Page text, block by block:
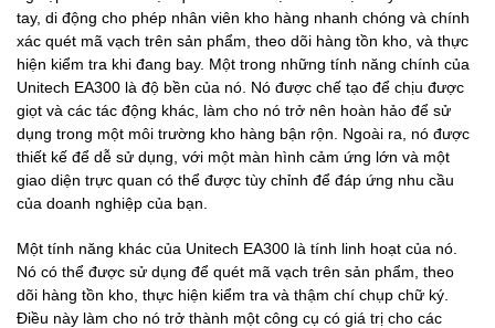
tay, di động cho phép nhân viên kho hàng nhanh chóng và chính
xác quét mã vạch trên sản phẩm, theo dõi hàng tồn kho, và thực
hiện kiểm tra khi đang bay. Một trong những tính năng chính của
Unitech EA300 là độ bền của nó. Nó được chế tạo để chịu được
giọt và các tác động khác, làm cho nó trở nên hoàn hảo để sử
dụng trong một môi trường kho hàng bận rộn. Ngoài ra, nó được
thiết kế để dễ sử dụng, với một màn hình cảm ứng lớn và một
giao diện trực quan có thể được tùy chỉnh để đáp ứng nhu cầu
của doanh nghiệp của bạn.
Một tính năng khác của Unitech EA300 là tính linh hoạt của nó.
Nó có thể được sử dụng để quét mã vạch trên sản phẩm, theo
dõi hàng tồn kho, thực hiện kiểm tra và thậm chí chụp chữ ký.
Điều này làm cho nó trở thành một công cụ có giá trị cho các